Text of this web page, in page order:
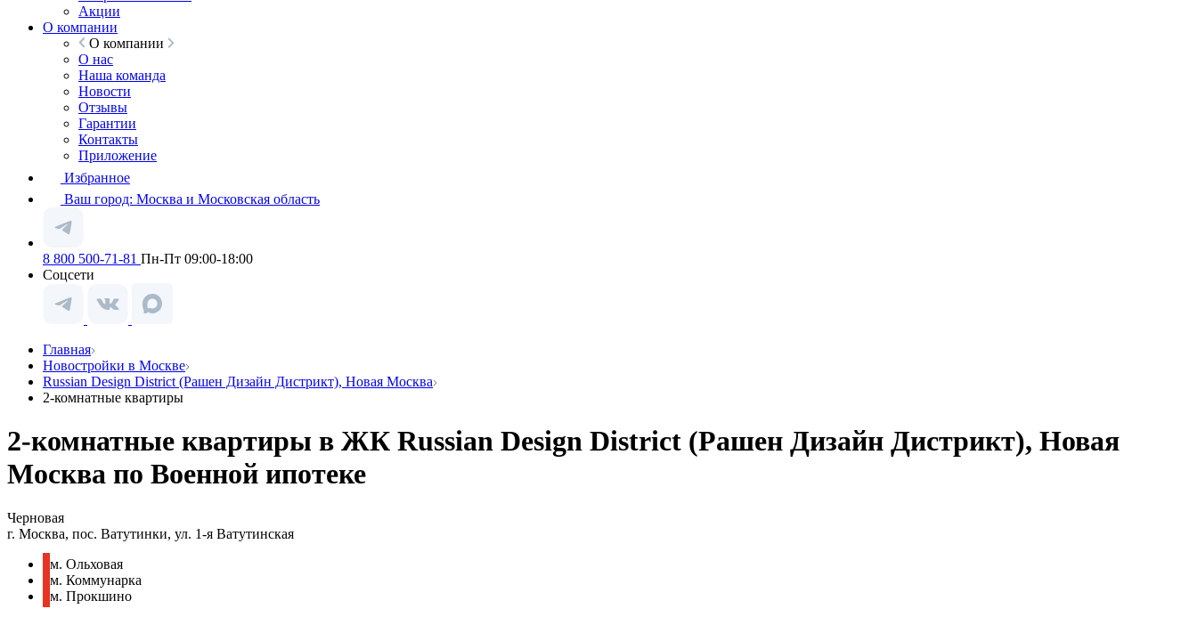
Акции
О компании
О компании
О нас
Наша команда
Новости
Отзывы
Гарантии
Контакты
Приложение
Избранное
Ваш город: Москва и Московская область
8 800 500-71-81 Пн-Пт 09:00-18:00
Соцсети
Главная
Новостройки в Москве
Russian Design District (Рашен Дизайн Дистрикт), Новая Москва
2-комнатные квартиры
2-комнатные квартиры в ЖК Russian Design District (Рашен Дизайн Дистрикт), Новая
Москва по Военной ипотеке
Черновая
г. Москва, пос. Ватутинки, ул. 1-я Ватутинская
м. Ольховая
м. Коммунарка
м. Прокшино